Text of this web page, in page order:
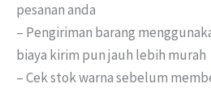
pesanan anda
– Pengiriman barang
biaya kirim pun jauh lebih murah
– Cek stok warna sebelum